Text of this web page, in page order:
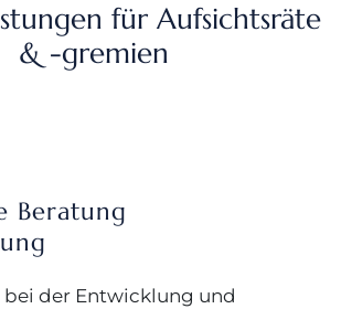
fürAufsichtsräte
& -gremien
Beratung
der Entwicklung und